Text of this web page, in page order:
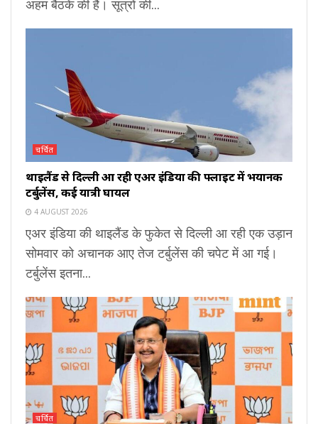
अहम बैठकें की हैं। सूत्रों की...
चर्चित
थाइलैंड से दिल्ली आ रही एअर इंडिया की फ्लाइट में भयानक
टर्बुलेंस, कई यात्री घायल
4 AUGUST 2026
एअर इंडिया की थाइलैंड के फुकेत से दिल्ली आ रही एक उड़ान
सोमवार को अचानक आए तेज टर्बुलेंस की चपेट में आ गई।
टर्बुलेंस इतना...
चर्चित